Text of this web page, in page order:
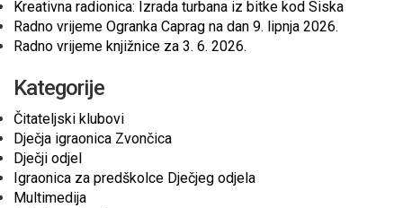
Kreativna radionica: Izrada turbana iz bitke kod Siska
Radno vrijeme Ogranka Caprag na dan 9. lipnja 2026.
Radno vrijeme knjižnice za 3. 6. 2026.
Kategorije
Čitateljski klubovi
Dječja igraonica Zvončica
Dječji odjel
Igraonica za predškolce Dječjeg odjela
Multimedija